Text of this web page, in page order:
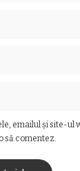
emailul și site-ul
să comentez.